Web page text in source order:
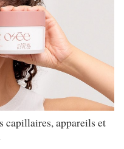
capillaires, appareils et